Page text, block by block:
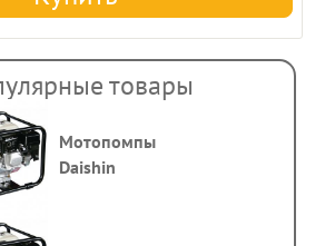
товары
Мотопомпы
Daishin